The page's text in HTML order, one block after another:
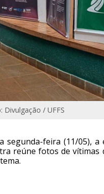
Divulgação / UFFS
segunda-feira (11/05),
reúne fotos de vítimas